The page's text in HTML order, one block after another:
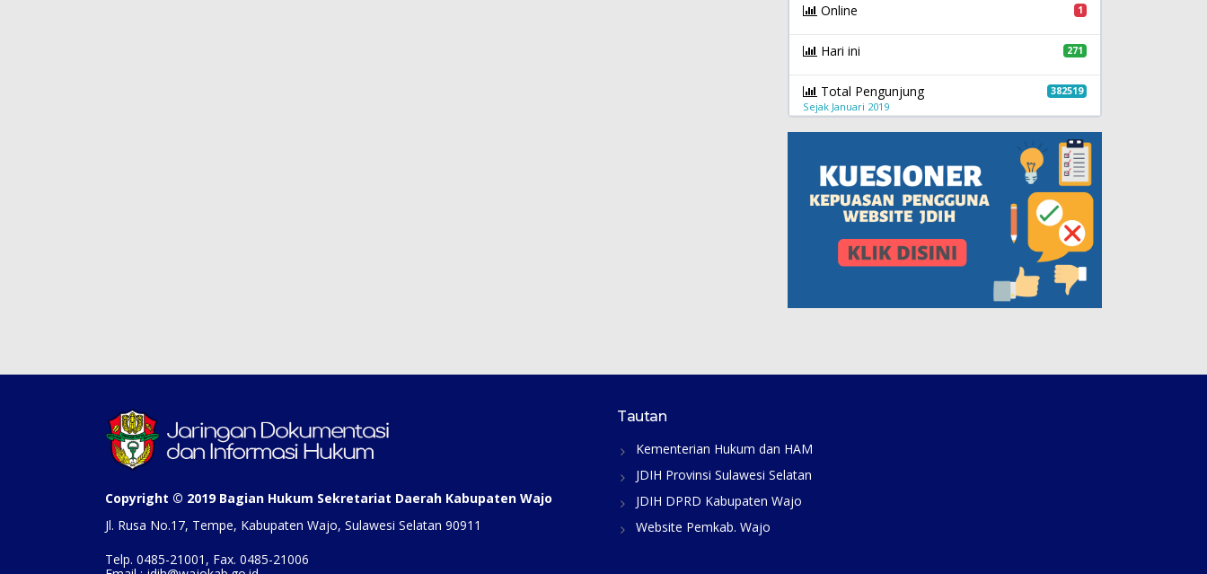
Online 1
Hari ini 271
Total Pengunjung 382519
Sejak Januari 2019
Copyright © 2019 Bagian Hukum Sekretariat Daerah Kabupaten Wajo
Jl. Rusa No.17, Tempe, Kabupaten Wajo, Sulawesi Selatan 90911
Telp. 0485-21001, Fax. 0485-21006
Tautan
Kementerian Hukum dan HAM
JDIH Provinsi Sulawesi Selatan
JDIH DPRD Kabupaten Wajo
Website Pemkab. Wajo